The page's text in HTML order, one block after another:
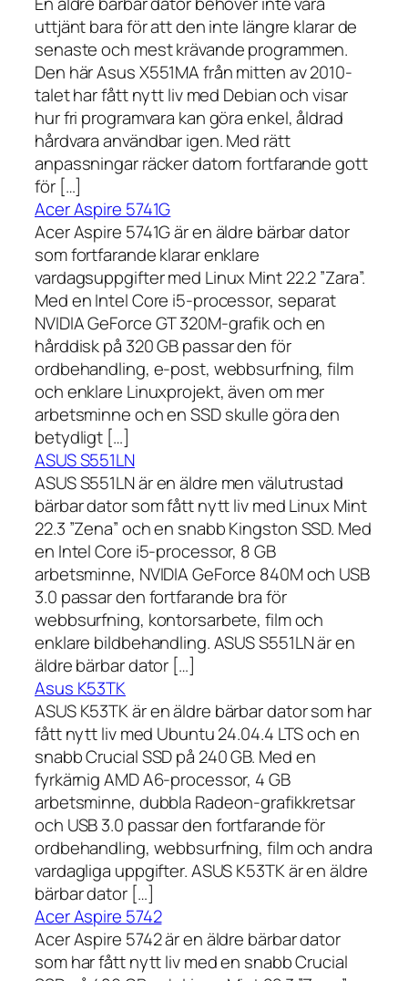
uttjänt bara för att den inte längre klarar de
senaste och mest krävande programmen.
Den här Asus X551MA från mitten av 2010-
talet har fått nytt liv med Debian och visar
hur fri programvara kan göra enkel, åldrad
hårdvara användbar igen. Med rätt
anpassningar räcker datorn fortfarande gott
för […]
Acer Aspire 5741G
Acer Aspire 5741G är en äldre bärbar dator
som fortfarande klarar enklare
vardagsuppgifter med Linux Mint 22.2 ”Zara”.
Med en Intel Core i5-processor, separat
NVIDIA GeForce GT 320M-grafik och en
hårddisk på 320 GB passar den för
ordbehandling, e-post, webbsurfning, film
och enklare Linuxprojekt, även om mer
arbetsminne och en SSD skulle göra den
betydligt […]
ASUS S551LN
ASUS S551LN är en äldre men välutrustad
bärbar dator som fått nytt liv med Linux Mint
22.3 ”Zena” och en snabb Kingston SSD. Med
en Intel Core i5-processor, 8 GB
arbetsminne, NVIDIA GeForce 840M och USB
3.0 passar den fortfarande bra för
webbsurfning, kontorsarbete, film och
enklare bildbehandling. ASUS S551LN är en
äldre bärbar dator […]
Asus K53TK
ASUS K53TK är en äldre bärbar dator som har
fått nytt liv med Ubuntu 24.04.4 LTS och en
snabb Crucial SSD på 240 GB. Med en
fyrkärnig AMD A6-processor, 4 GB
arbetsminne, dubbla Radeon-grafikkretsar
och USB 3.0 passar den fortfarande för
ordbehandling, webbsurfning, film och andra
vardagliga uppgifter. ASUS K53TK är en äldre
bärbar dator […]
Acer Aspire 5742
Acer Aspire 5742 är en äldre bärbar dator
som har fått nytt liv med en snabb Crucial